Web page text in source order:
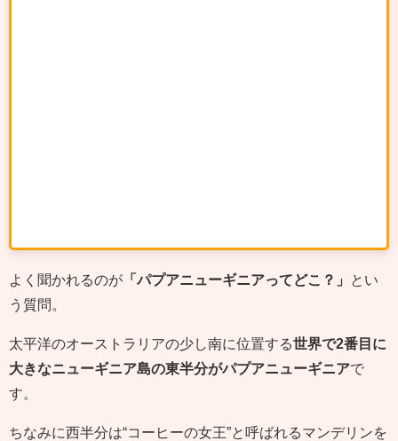
よく聞かれるのが 「パプアニューギニアってどこ？」
とい
う質問。
太平洋のオーストラリアの少し南に位置する世界で2番目に
大きなニューギニア島の東半分がパプアニューギニアで
す。
ちなみに西半分は“コーヒーの女王”と呼ばれるマンデリンを